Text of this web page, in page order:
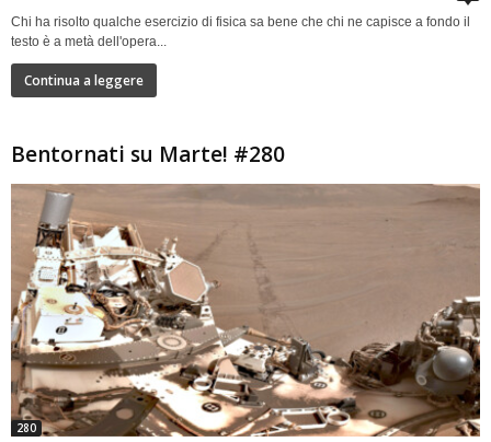
Chi ha risolto qualche esercizio di fisica sa bene che chi ne capisce a fondo il
testo è a metà dell'opera...
Continua a leggere
Bentornati su Marte! #280
280